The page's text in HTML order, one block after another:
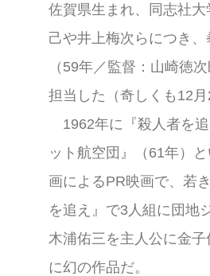
佐賀県生まれ、同志社
己や井上梅次らにつき
（59年／監督：山崎徳
担当した（奇しくも12
1962年に『殺人者を
ット航空団』（61年）
画によるPR映画で、若
を追え』で3人組に団地
木浦佑三を主人公に金
に幻の作品だ。